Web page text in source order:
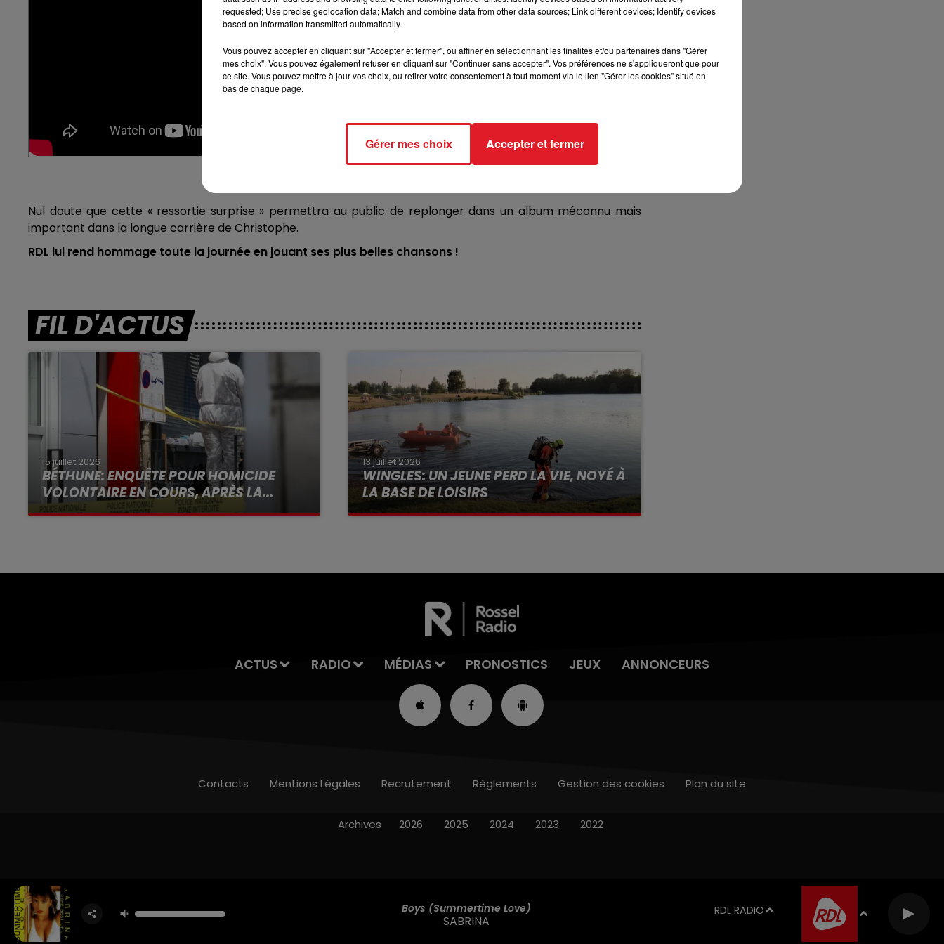
Nul doute que cette « ressortie surprise » permettra au public de replonger dans un album méconnu mais
important dans la longue carrière de Christophe.
RDL lui rend hommage toute la journée en jouant ses plus belles chansons !
FIL D'ACTUS
15 juillet 2026
BÉTHUNE: ENQUÊTE POUR HOMICIDE
VOLONTAIRE EN COURS, APRÈS LA...
Selon les premiers éléments, le logement
13 juillet 2026
WINGLES: UN JEUNE PERD LA VIE, NOYÉ À
LA BASE DE LOISIRS
La victime a coulé à pic
ACTUS RADIO MÉDIAS PRONOSTICS JEUX ANNONCEURS
Boys (summertime Love)
SABRINA
RDL RADIO
Contacts Mentions Légales Recrutement Règlements Gestion des cookies Plan du site
Archives 2026 2025 2024 2023 2022
requested; Use precise geolocation data; Match and combine data from other data sources; Link different devices; Identify devices
based on information transmitted automatically.
Vous pouvez accepter en cliquant sur "Accepter et fermer", ou affiner en sélectionnant les finalités et/ou partenaires dans "Gérer
mes choix". Vous pouvez également refuser en cliquant sur "Continuer sans accepter". Vos préférences ne s'appliqueront que pour
ce site. Vous pouvez mettre à jour vos choix, ou retirer votre consentement à tout moment via le lien "Gérer les cookies" situé en
bas de chaque page.
Gérer mes choix Accepter et fermer